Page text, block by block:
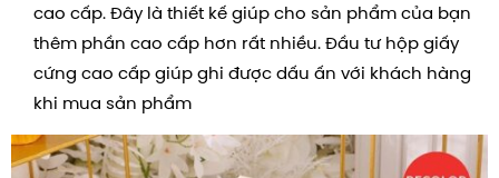
cao cấp. Đây là thiết kế giúp cho sản phẩm của bạn
thêm phần cao cấp hơn rất nhiều. Đầu tư hộp giấy
cứng cao cấp giúp ghi được dấu ấn với khách hàng
khi mua sản phẩm